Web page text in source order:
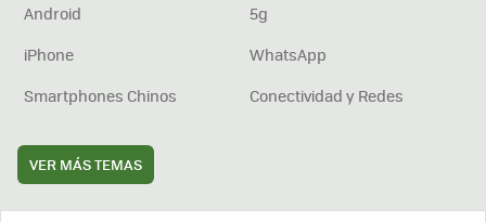
Android
5g
iPhone
WhatsApp
Smartphones Chinos
Conectividad y Redes
VER MÁS TEMAS